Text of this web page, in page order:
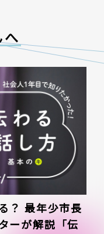
？ 最年少市長
ーが解説「伝